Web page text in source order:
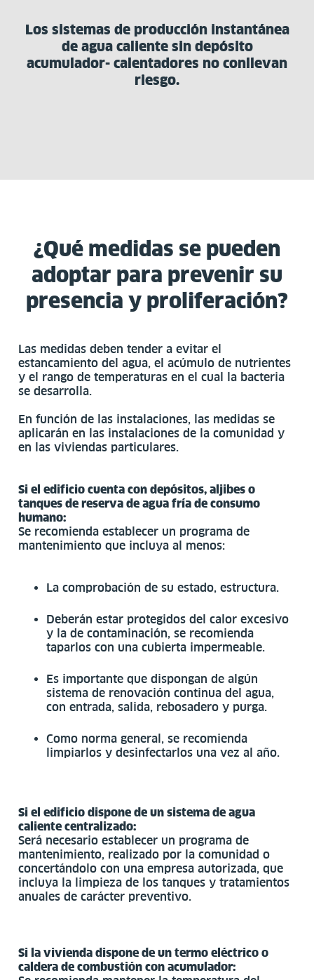
Los sistemas de producción instantánea
de agua caliente sin depósito
acumulador- calentadores no conllevan
riesgo.
¿Qué medidas se pueden
adoptar para prevenir su
presencia y proliferación?
Las medidas deben tender a evitar el
estancamiento del agua, el acúmulo de nutrientes
y el rango de temperaturas en el cual la bacteria
se desarrolla.
En función de las instalaciones, las medidas se
aplicarán en las instalaciones de la comunidad y
en las viviendas particulares.
Si el edificio cuenta con depósitos, aljibes o
tanques de reserva de agua fría de consumo
humano:
Se recomienda establecer un programa de
mantenimiento que incluya al menos:
La comprobación de su estado, estructura.
Deberán estar protegidos del calor excesivo
y la de contaminación, se recomienda
taparlos con una cubierta impermeable.
Es importante que dispongan de algún
sistema de renovación continua del agua,
con entrada, salida, rebosadero y purga.
Como norma general, se recomienda
limpiarlos y desinfectarlos una vez al año.
Si el edificio dispone de un sistema de agua
caliente centralizado:
Será necesario establecer un programa de
mantenimiento, realizado por la comunidad o
concertándolo con una empresa autorizada, que
incluya la limpieza de los tanques y tratamientos
anuales de carácter preventivo.
Si la vivienda dispone de un termo eléctrico o
caldera de combustión con acumulador: